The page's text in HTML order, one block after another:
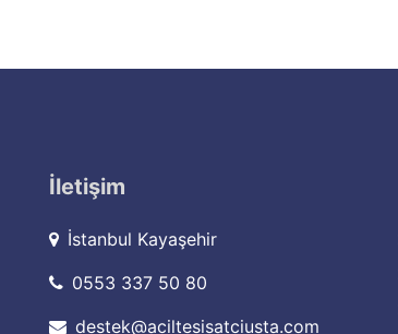
İletişim
İstanbul Kayaşehir
0553 337 50 80
destek@aciltesisatciusta.com